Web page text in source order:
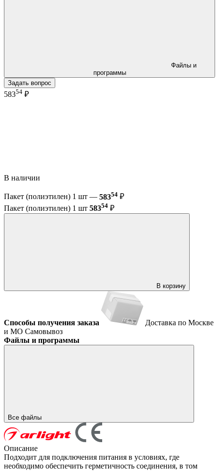
программы
Задать вопрос
58354 ₽
В наличии
Пакет (полиэтилен) 1 шт — 58354 ₽
Пакет (полиэтилен) 1 шт 58354 ₽
В корзину
Способы получения заказа
Доставка по Москве
и МО Самовывоз
Файлы и программы
Все файлы
Описание
Подходит для подключения питания в условиях, где
необходимо обеспечить герметичность соединения, в том